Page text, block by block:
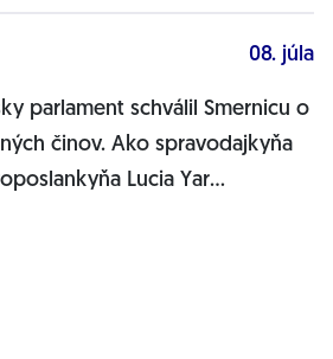
08. júla
parlament schválil Smernicu o
činov. Ako spravodajkyňa
Lucia Yar
„Je to výsledok...